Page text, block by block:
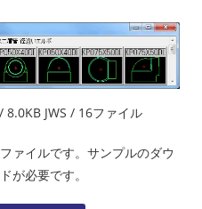
JWS / 16ファイル
ァイルです。サンプルのダウ
が必要です。